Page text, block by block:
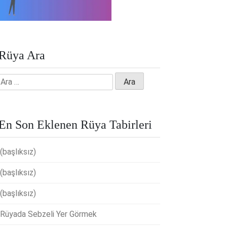
Ara
Son Eklenen Rüya Tabirleri
(başlıksız)
(başlıksız)
(başlıksız)
Rüyada Sebzeli Yer Görmek